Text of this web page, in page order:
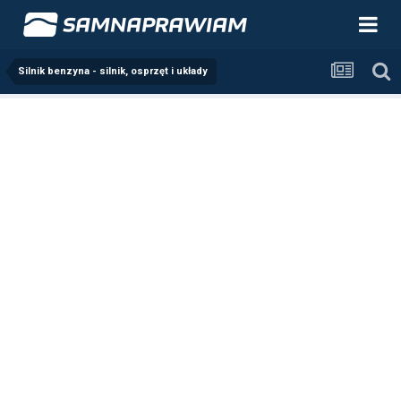
Silnik benzyna - silnik, osprzęt i układy